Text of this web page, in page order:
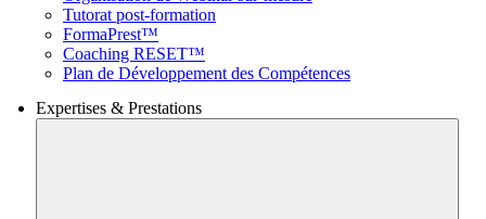
Tutorat post-formation
FormaPrest™
Coaching RESET™
Plan de Développement des Compétences
Expertises & Prestations